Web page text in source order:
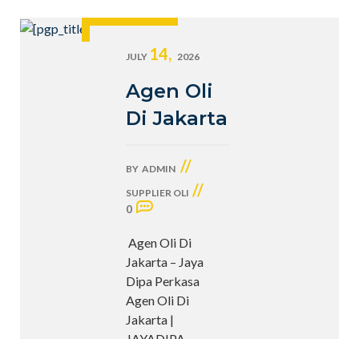
JULY 14, 2026
Agen Oli
Di Jakarta
BY ADMIN //
SUPPLIER OLI //
0
Agen Oli Di
Jakarta – Jaya
Dipa Perkasa
Agen Oli Di
Jakarta |